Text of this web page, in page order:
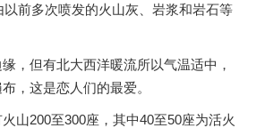
以前多次喷发的火山灰、岩浆和岩石等
但有北大西洋暖流所以气温适中，
，这是恋人们的最爱。
200至300座，其中40至50座为活火